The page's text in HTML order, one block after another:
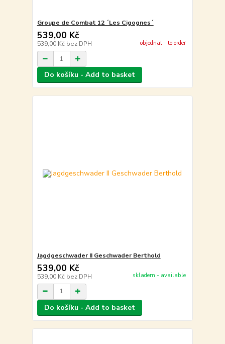
Groupe de Combat 12 ´Les Cigognes´
539,00 Kč
539,00 Kč bez DPH objednat - to order
Do košíku - Add to basket
Jagdgeschwader II Geschwader Berthold
539,00 Kč
539,00 Kč bez DPH skladem - available
Do košíku - Add to basket